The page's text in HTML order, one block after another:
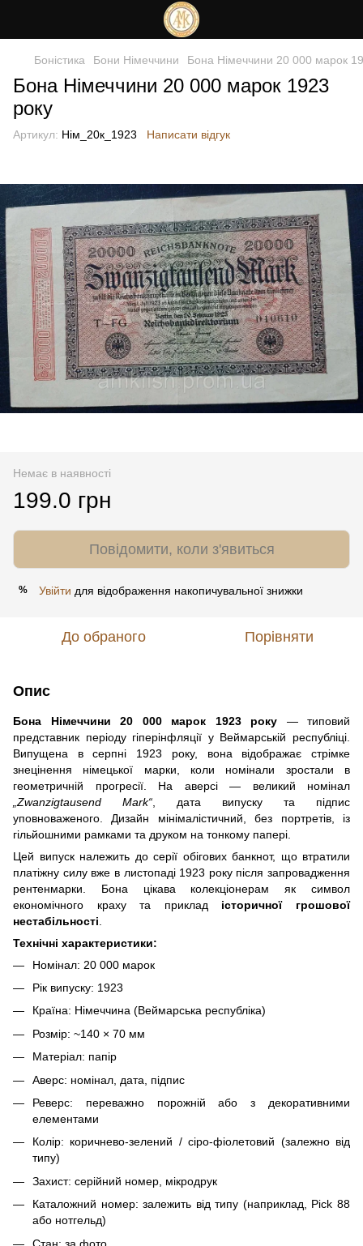
Боністика Бони Німеччини Бона Німеччини 20 000 марок
Бона Німеччини 20 000 марок 1923
року
Артикул: Нім_20к_1923 Написати відгук
Немає в наявності
199.0 грн
Повідомити, коли з'явиться
% Увійти для відображення накопичувальної знижки
До обраного Порівняти
Опис
Бона Німеччини 20 000 марок 1923 року — типовий
представник періоду гіперінфляції у Веймарській республіці.
Випущена в серпні 1923 року, вона відображає стрімке
знецінення німецької марки, коли номінали зростали в
геометричній прогресії. На аверсі — великий номінал
„Zwanzigtausend Mark“ , дата випуску та підпис
уповноваженого. Дизайн мінімалістичний, без портретів, із
гільйошними рамками та друком на тонкому папері.
Цей випуск належить до серії обігових банкнот, що втратили
платіжну силу вже в листопаді 1923 року після запровадження
рентенмарки. Бона цікава колекціонерам як символ
економічного краху та приклад історичної грошової
нестабільності
Технічні характеристики:
Номінал: 20 000 марок
Рік випуску: 1923
Країна: Німеччина (Веймарська республіка)
Розмір: ~140 × 70 мм
Матеріал: папір
Аверс: номінал, дата, підпис
Реверс: переважно порожній або з декоративними
елементами
Колір: коричнево-зелений / сіро-фіолетовий (залежно від
типу)
Захист: серійний номер, мікродрук
Каталожний номер: залежить від типу (наприклад, Pick 88
або нотгельд)
Стан: за фото